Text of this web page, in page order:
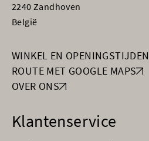
2240 Zandhoven
België
WINKEL EN OPENINGSTIJDEN
ROUTE MET GOOGLE MAPS
OVER ONS
Klantenservice